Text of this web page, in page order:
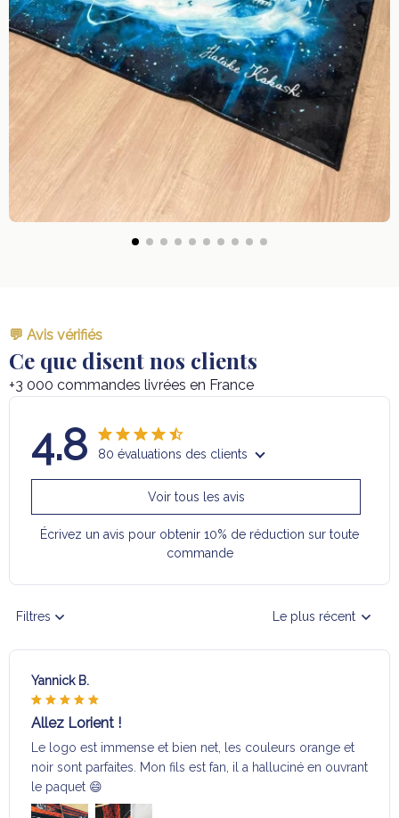
💬 Avis vérifiés
Ce que disent nos clients
+3 000 commandes livrées en France
4.8 80 évaluations des clients
Voir tous les avis
Écrivez un avis pour obtenir 10% de réduction sur toute
commande
Filtres Le plus récent
Yannick B.
Allez Lorient !
Le logo est immense et bien net, les couleurs orange et
noir sont parfaites. Mon fils est fan, il a halluciné en ouvrant
le paquet 😄